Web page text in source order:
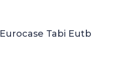
Eurocase Tabi Eutb